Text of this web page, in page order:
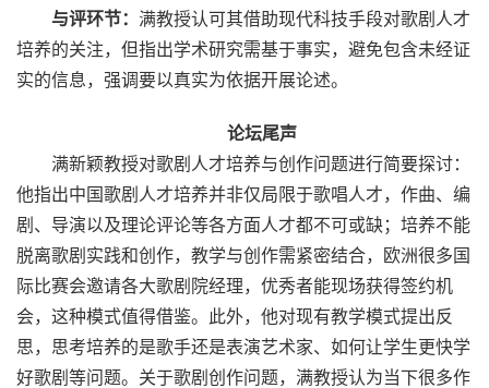
与评环节： 满教授认可其借助现代科技手段对歌剧人才
培养的关注，但指出学术研究需基于事实，避免包含未经证
实的信息，强调要以真实为依据开展论述。
论坛尾声
满新颖教授对歌剧人才培养与创作问题进行简要探讨：
他指出中国歌剧人才培养并非仅局限于歌唱人才，作曲、编
剧、导演以及理论评论等各方面人才都不可或缺；培养不能
脱离歌剧实践和创作，教学与创作需紧密结合，欧洲很多国
际比赛会邀请各大歌剧院经理，优秀者能现场获得签约机
会，这种模式值得借鉴。此外，他对现有教学模式提出反
思，思考培养的是歌手还是表演艺术家、如何让学生更快学
好歌剧等问题。关于歌剧创作问题，满教授认为当下很多作